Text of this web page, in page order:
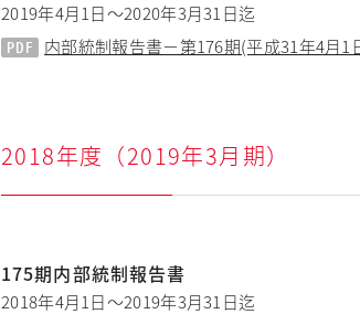
2019年4月1日～2020年3月31日迄
内部統制報告書－第176期(平成31年4月1
2018年度（2019年3月期）
175期内部統制報告書
2018年4月1日～2019年3月31日迄